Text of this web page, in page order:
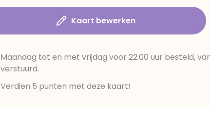
Kaart bewerken
Maandag tot en met vrijdag voor 22.00 uur besteld,
verstuurd.
Verdien 5 punten met deze kaart!